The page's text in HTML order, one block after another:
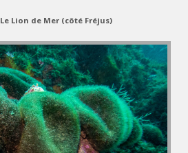
Le Lion de Mer (côté Fréjus)